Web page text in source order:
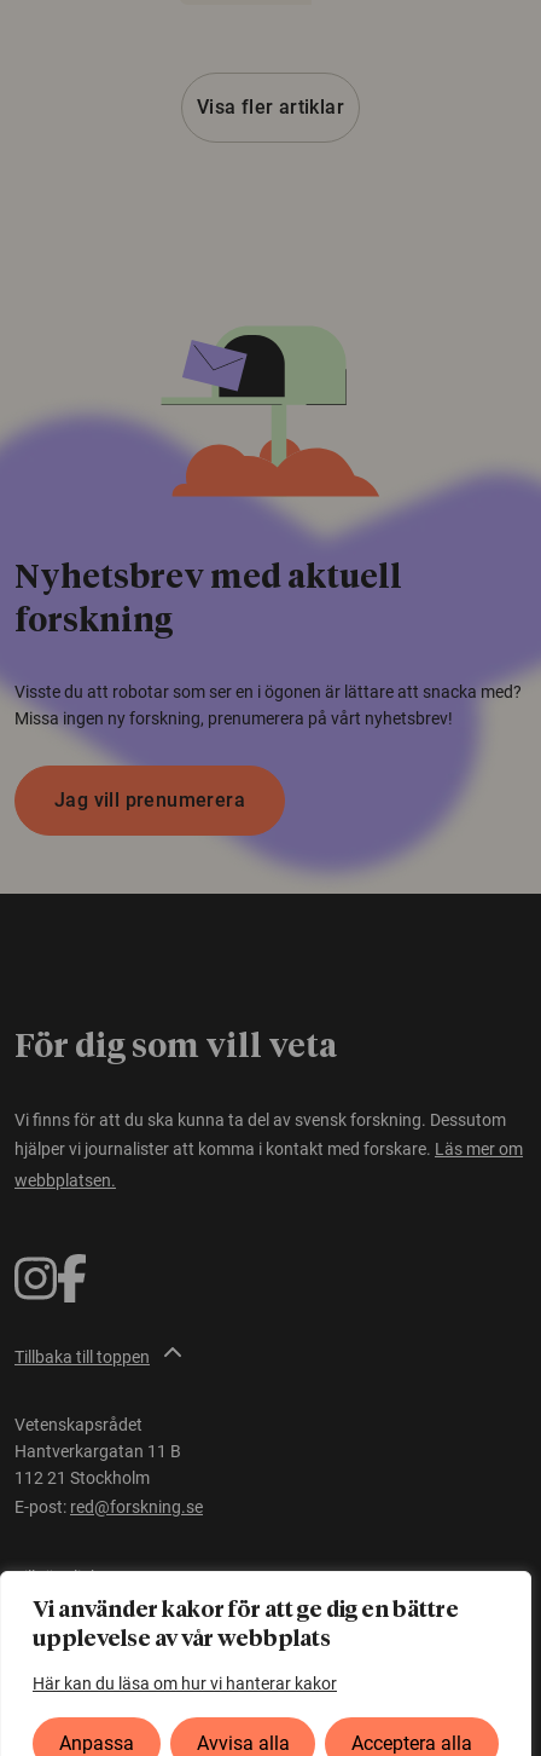
Vi använder kakor för att ge dig en bättre
upplevelse av vår webbplats
Här kan du läsa om hur vi hanterar kakor
Anpassa Avvisa alla Acceptera alla
Visa fler artiklar
Nyhetsbrev med aktuell
forskning
Visste du att robotar som ser en i ögonen är lättare att snacka med?
Missa ingen ny forskning, prenumerera på vårt nyhetsbrev!
Jag vill prenumerera
För dig som vill veta
Vi finns för att du ska kunna ta del av svensk forskning. Dessutom
hjälper vi journalister att komma i kontakt med forskare. Läs mer om
webbplatsen.
Tillbaka till toppen
Vetenskapsrådet
Hantverkargatan 11 B
112 21 Stockholm
E-post: red@forskning.se
Tillgänglighet
Ett initiativ avVetenskapsrådet